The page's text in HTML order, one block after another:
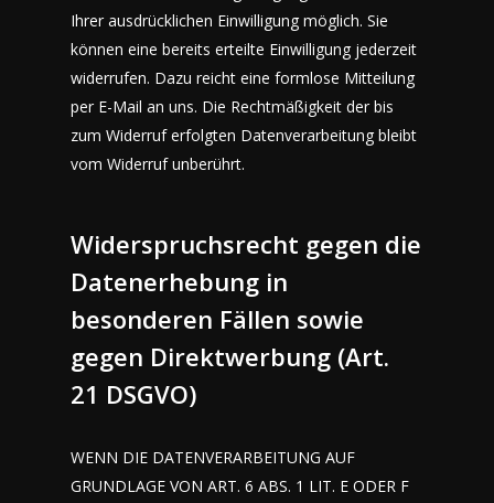
Ihrer ausdrücklichen Einwilligung möglich. Sie
können eine bereits erteilte Einwilligung jederzeit
widerrufen. Dazu reicht eine formlose Mitteilung
per E-Mail an uns. Die Rechtmäßigkeit der bis
zum Widerruf erfolgten Datenverarbeitung bleibt
vom Widerruf unberührt.
Widerspruchsrecht gegen die
Datenerhebung in
besonderen Fällen sowie
gegen Direktwerbung (Art.
21 DSGVO)
WENN DIE DATENVERARBEITUNG AUF
GRUNDLAGE VON ART. 6 ABS. 1 LIT. E ODER F